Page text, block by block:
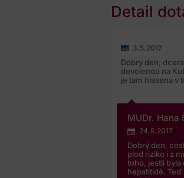
Detail
3.5.2017
Dobry den,
dovolenou na
je tam hlasena v
MUDr. Hana
24.5.2017
Dobrý den,
plod riziko i z
toho, jestli
hepatitidě.